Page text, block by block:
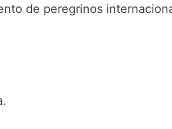
de peregrinos